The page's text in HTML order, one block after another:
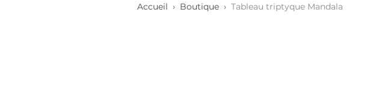
Accueil › Boutique › Tableau triptyque Mandala